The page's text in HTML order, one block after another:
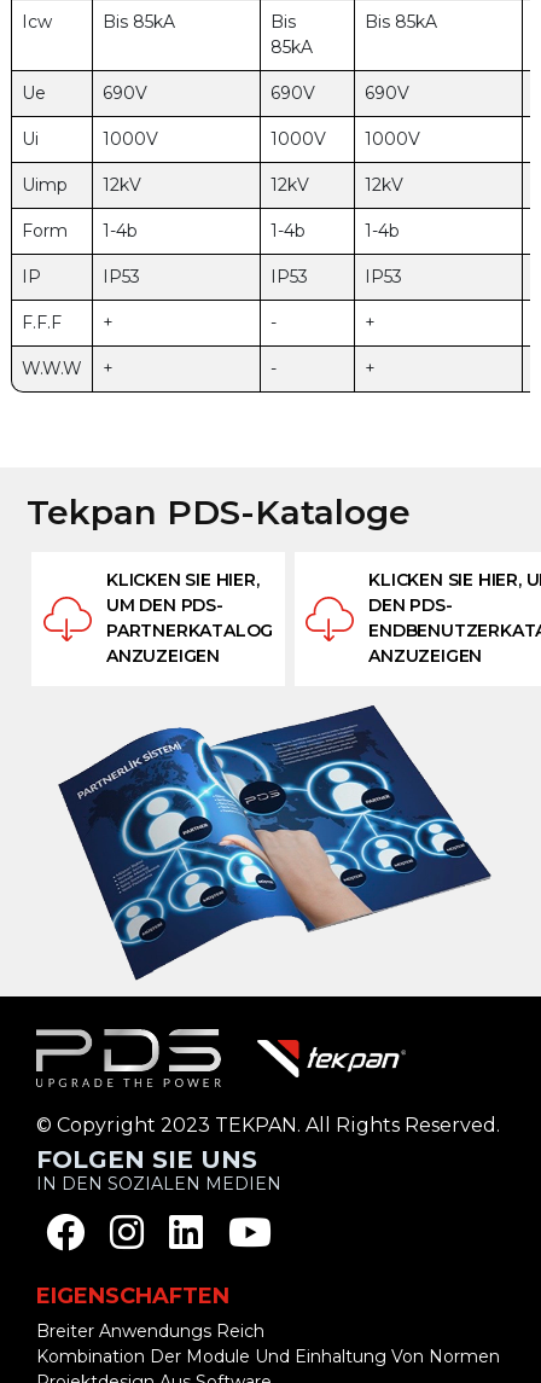
Icw Bis 85kA
Bis
85kA
Bis 85kA
Ue 690V 690V 690V
Ui 1000V 1000V 1000V
Uimp 12kV 12kV 12kV
Form 1-4b 1-4b 1-4b
IP IP53 IP53 IP53
F.F.F + - +
W.W.W + - +
Tekpan PDS-Kataloge
KLICKEN SIE HIER,
UM DEN PDS-
PARTNERKATALOG
ANZUZEIGEN
KLICKEN SIE HIER,
DEN PDS-
ANZUZEIGEN
© Copyright 2023 TEKPAN. All Rights Reserved.
FOLGEN SIE UNS
IN DEN SOZIALEN MEDIEN
EIGENSCHAFTEN
Breiter Anwendungs Reich
Kombination Der Module Und Einhaltung Von Normen